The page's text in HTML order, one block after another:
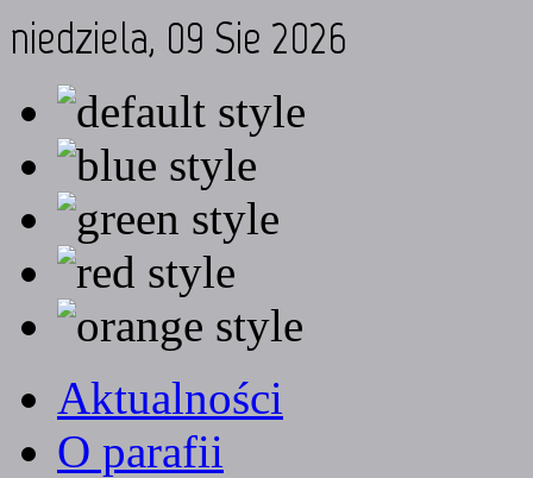
niedziela, 09 Sie 2026
Aktualności
O parafii